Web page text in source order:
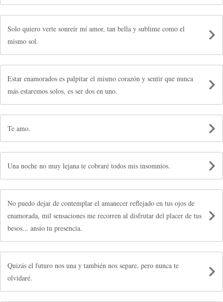
Solo quiero verte sonreír mí amor, tan bella y sublime como el
mismo sol.
Estar enamorados es palpitar el mismo corazón y sentir que nunca
más estaremos solos, es ser dos en uno.
Te amo.
Una noche no muy lejana te cobraré todos mis insomnios.
No puedo dejar de contemplar el amanecer reflejado en tus ojos de
enamorada, mil sensaciones me recorren al disfrutar del placer de tus
besos... ansío tu presencia.
Quizás el futuro nos una y también nos separe, pero nunca te
olvidaré.